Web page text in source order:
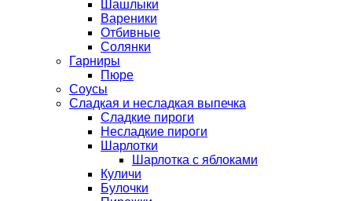
Шашлыки
Вареники
Отбивные
Солянки
Гарниры
Пюре
Соусы
Сладкая и несладкая выпечка
Сладкие пироги
Несладкие пироги
Шарлотки
Шарлотка с яблоками
Куличи
Булочки